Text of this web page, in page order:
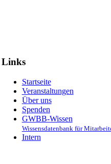
Links
Startseite
Veranstaltungen
Über uns
Spenden
GWBB-Wissen
Wissensdatenbank für
Intern